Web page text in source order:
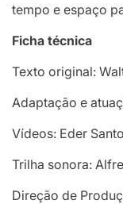
tempo e espaço
Ficha técnica
Texto original:
Adaptação e
Vídeos: Eder
Trilha sonora:
Direção de